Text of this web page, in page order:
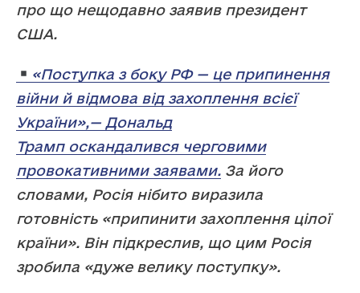
про що нещодавно заявив президент
США.
«Поступка з боку РФ — це припинення
війни й відмова від захоплення всієї
України»,— Дональд
Трамп оскандалився черговими
провокативними заявами. За його
словами, Росія нібито виразила
готовність «припинити захоплення цілої
країни». Він підкреслив, що цим Росія
зробила «дуже велику поступку».